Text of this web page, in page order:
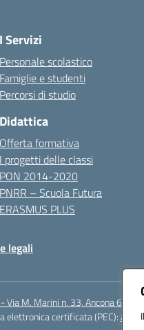
I Servizi
Personale scolastico
Famiglie e studenti
Percorsi di studio
Didattica
Offerta formativa
I progetti delle classi
PON 2014-2020
PNRR – Scuola Futura
ERASMUS PLUS
legali
M. Marini n. 33, Ancona 60129
elettronica certificata (PEC):